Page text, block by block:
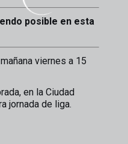
posible en esta
viernes a 15
en la Ciudad
jornada de liga.